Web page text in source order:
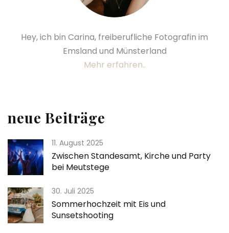
Hey, ich bin Carina, freiberufliche Fotografin im
Emsland und Münsterland
Mehr erfahren..
neue Beiträge
11. August 2025
Zwischen Standesamt, Kirche und Party
bei Meutstege
30. Juli 2025
Sommerhochzeit mit Eis und
Sunsetshooting